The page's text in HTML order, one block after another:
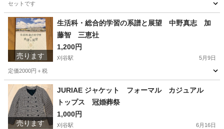
セットです
愛知 刈谷市 刈谷駅 食器 スターバックス
売ります
生活科・総合的学習の系譜と展望 中野真志 加
藤智 三恵社
1,200円
刈谷駅 5月9日
定価2000円＋税
愛知 刈谷市 歴史、心理、教育
売ります
JURIAE ジャケット フォーマル カジュアル
トップス 冠婚葬祭
1,000円
刈谷駅 6月16日